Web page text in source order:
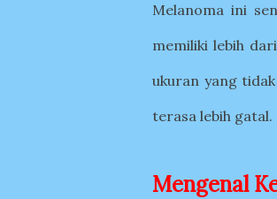
Melanoma ini
memiliki lebih
ukuran yang
terasa lebih gatal.
Mengenal